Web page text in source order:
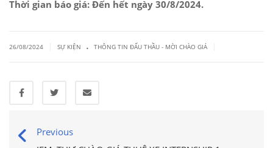
Thời gian báo giá: Đến hết ngày 30/8/2024.
26/08/2024 SỰ KIỆN . THÔNG TIN ĐẤU THẦU - MỜI CHÀO GIÁ
Previous